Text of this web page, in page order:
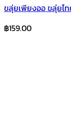
ขลุ่ยเพียงออ ขลุ่ยไท
฿159.00